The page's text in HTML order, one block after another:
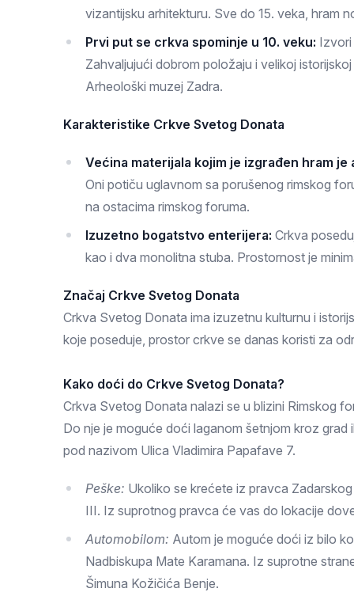
vizantijsku arhitekturu. Sve do 15. veka, hram
Prvi put se crkva spominje u 10. veku: Izvori
Zahvaljujući dobrom položaju i velikoj
Arheološki muzej Zadra.
Karakteristike Crkve Svetog Donata
Većina materijala kojim je izgrađen hram je
Oni potiču uglavnom sa porušenog rimskog
na ostacima rimskog foruma.
Izuzetno bogatstvo enterijera: Crkva
kao i dva monolitna stuba. Prostornost je
Značaj Crkve Svetog Donata
Crkva Svetog Donata ima izuzetnu kulturnu i
koje poseduje, prostor crkve se danas koristi za
Kako doći do Crkve Svetog Donata?
Crkva Svetog Donata nalazi se u blizini Rimskog
Do nje je moguće doći laganom šetnjom kroz
pod nazivom Ulica Vladimira Papafave 7.
Peške: Ukoliko se krećete iz pravca
III. Iz suprotnog pravca će vas do lokacije
Automobilom: Autom je moguće doći iz bilo
Nadbiskupa Mate Karamana. Iz suprotne
Šimuna Kožičića Benje.